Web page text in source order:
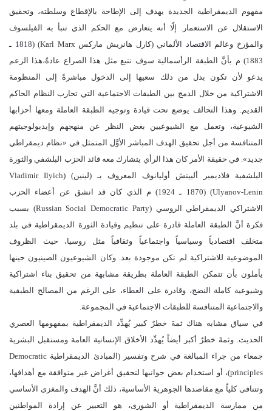
مفهوم الديمقراطية الجديدة يهدف إلى الإطاحة بالإقطاع وسلطته، وتحقيق
الاستقلال عن الاستعمار. إلّا أنه يتعارض مع الحكم الذي تنبأ به الفيلسوف
والمؤرخ وعالم الاقتصاد الألماني (كارل هانريش ماركس Karl Marx) (1818 ـ
1883) م بأنَّ الطبقة الرأسمالية سوف تتبع مثل هذا الصراع عادةً،هذا الزعم
يدعو لأن تكون بدل من ذلك سعيها إلى الدخول مباشرةً إلى المنظومة
الاشتراكية من خلال الدمج بين الطبقات الاجتماعية التي تحارب النظام الحاكم
القديم. وهذا التحالف يوضع تحت قيادة وتوجيه الطبقة العاملة ومعها أحزابها
الشيوعية، وتعمل مع الشيوعيين بغض النظر عن منهجهم وإيديولوجيتهم
المتنافسة من أجل تحقيق الهدف المباشر الأوَّل المتمثل في «نظام ديمقراطي
جديد». في حقيقة الأمر كان هذا الرأي يتشارك معه قائد الحزب البلشفي والثورة
البلشفية فلاديمير ألييتش أوليانوف المعروف بـ (لينين) (Vladimir Ilyich
Ulyanov-Lenin) (1870 ـ 1924) م الذي كان قد انشق عن أعضاء الحزب
الاشتراكي الديمقراطي الروسي (Russian Social Democratic Party) بسبب
فكرة أنَّ الطبقة العاملة قادرة على تنظيم وقيادة الثورة الديمقراطية في بلد
متخلف اقتصادياً وسياسياً واجتماعياً وثقافياً مثل روسيا، حيث الظروف
الموضوعية للاشتراكية لم تكن موجودة بعد. وكان الشيوعيون الصينيون حينها
يأملون بأن تتمكن الطبقة العاملة بطريقة مشابهة من تحقيق بناء اشتراكية
وشيوعية كاملة النضج، وقادرة على العطاء، على الرغم من المصالح الطبقية
والاجتماعية المتنافسة للطبقات الاجتماعية في المجموعة.
في سياق مشابه هناك ثمةَ خطرٌ كبير يُهدِّد الديمقراطية بمفهومها العصري
الحديث. وثمةَ خطرٌ أكبر أيضاً يُهدِّد الأخلاق الإنسانية العامة ومستقبل البشرية
جمعاء من جراء المبالغة في شرح وتفسير (المبادئ الديمقراطية Democratic
principles)، أو استخدام بعض جوانبها لتحقيق أغراض غير متوافقة مع أهدافها،
وتتنافى كلياً مع مقاصدها الجوهرية الأساسية، ذلك أنَّ الهدف والمغزى الأساسي
من ممارسة الديمقراطية أو الشورى، هو التعبير عن إرادة المواطنين